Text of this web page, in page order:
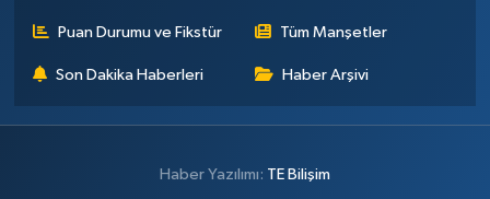
Puan Durumu ve Fikstür Tüm Manşetler
Son Dakika Haberleri Haber Arşivi
Haber Yazılımı: TE Bilişim